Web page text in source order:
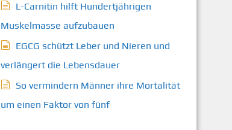
L-Carnitin hilft Hundertjährigen
Muskelmasse aufzubauen
EGCG schützt Leber und Nieren und
verlängert die Lebensdauer
So vermindern Männer ihre Mortalität
um einen Faktor von fünf